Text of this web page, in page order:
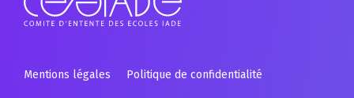
Mentions légales Politique de confidentialité